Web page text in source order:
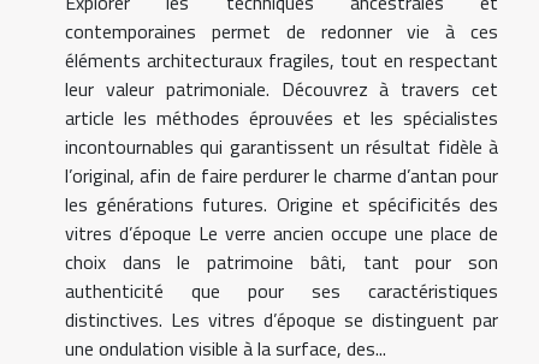
contemporaines permet de redonner vie à ces
éléments architecturaux fragiles, tout en respectant
leur valeur patrimoniale. Découvrez à travers cet
article les méthodes éprouvées et les spécialistes
incontournables qui garantissent un résultat fidèle à
l’original, afin de faire perdurer le charme d’antan pour
les générations futures. Origine et spécificités des
vitres d’époque Le verre ancien occupe une place de
choix dans le patrimoine bâti, tant pour son
authenticité que pour ses caractéristiques
distinctives. Les vitres d’époque se distinguent par
une ondulation visible à la surface, des...